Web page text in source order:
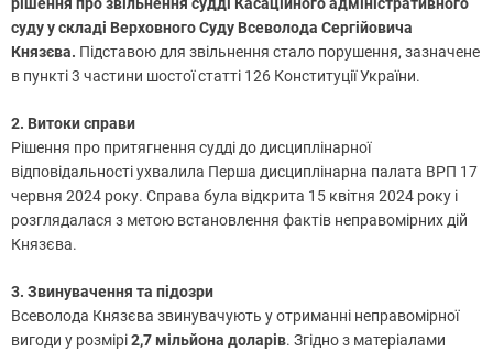
суду у складі Верховного Суду Всеволода Сергійовича
Князєва. Підставою для звільнення стало порушення, зазначене
в пункті 3 частини шостої статті 126 Конституції України.
2. Витоки справи
Рішення про притягнення судді до дисциплінарної
відповідальності ухвалила Перша дисциплінарна палата ВРП 17
червня 2024 року. Справа була відкрита 15 квітня 2024 року і
розглядалася з метою встановлення фактів неправомірних дій
Князєва.
3. Звинувачення та підозри
Всеволода Князєва звинувачують у отриманні неправомірної
вигоди у розмірі2,7 мільйона доларів. Згідно з матеріалами